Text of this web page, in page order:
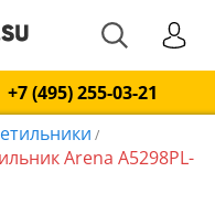
+7 (495) 255-03-21
/
Arena A5298PL-